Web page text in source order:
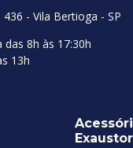
- Vila Bertioga - SP
das 8h às 17:30h
13h
Exaustor